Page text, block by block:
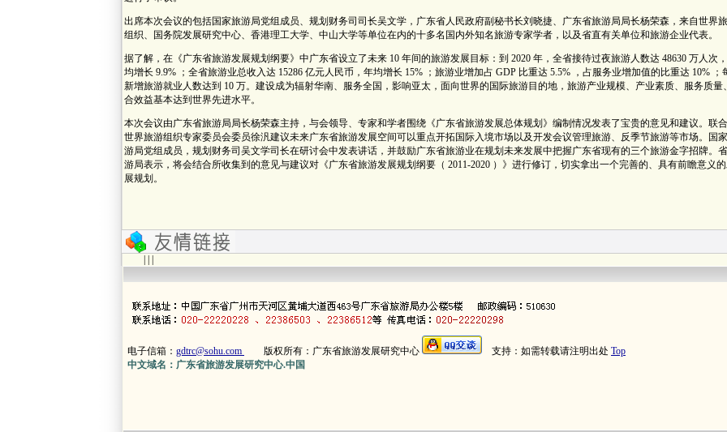
出席本次会议的包括国家旅游局党组成员、规划财务司司长吴文学，广东省人民政府副秘书长刘晓捷、广东省旅游局局长杨荣森，来自世界
组织、国务院发展研究中心、香港理工大学、中山大学等单位在内的十多名国内外知名旅游专家学者，以及省直有关单位和旅游企业代表。
据了解，在《广东省旅游发展规划纲要》中广东省设立了未来 10 年间的旅游发展目标：到 2020 年，全省接待过夜旅游人数达 48630 万人次
均增长 9.9% ；全省旅游业总收入达 15286 亿元人民币，年均增长 15% ；旅游业增加占 GDP 比重达 5.5% ，占服务业增加值的比重达 10% ；
新增旅游就业人数达到 10 万。建设成为辐射华南、服务全国，影响亚太，面向世界的国际旅游目的地，旅游产业规模、产业素质、服务质量
合效益基本达到世界先进水平。
本次会议由广东省旅游局局长杨荣森主持，与会领导、专家和学者围绕《广东省旅游发展总体规划》编制情况发表了宝贵的意见和建议。联
世界旅游组织专家委员会委员徐汎建议未来广东省旅游发展空间可以重点开拓国际入境市场以及开发会议管理旅游、反季节旅游等市场。国
游局党组成员，规划财务司吴文学司长在研讨会中发表讲话，并鼓励广东省旅游业在规划未来发展中把握广东省现有的三个旅游金字招牌。
游局表示，将会结合所收集到的意见与建议对《广东省旅游发展规划纲要（ 2011-2020 ）》进行修订，切实拿出一个完善的、具有前瞻意义
展规划。
电子信箱： gdtrc@sohu.com 版权所有：广东省旅游发展研究中心 支持：如需转载请注明出处 Top
中文域名：广东省旅游发展研究中心.中国